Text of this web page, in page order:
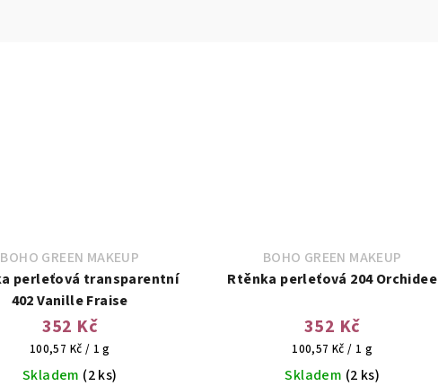
BOHO GREEN MAKEUP
perleťová transparentní
402 Vanille Fraise
352 Kč
Měrná
cena:
100,57 Kč / 1 g
Skladem (2 ks)
BOHO GREEN MAKEUP
Rtěnka perleťová 204 Orchidee
352 Kč
Měrná
cena:
100,57 Kč / 1 g
Skladem (2 ks)